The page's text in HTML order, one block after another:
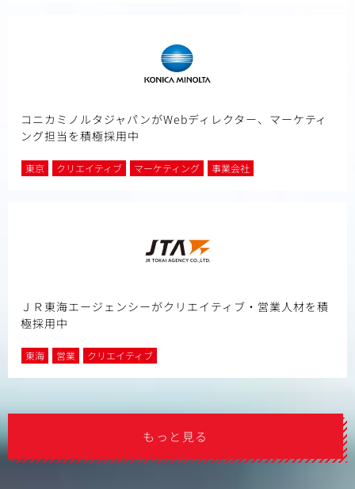
コニカミノルタジャパンがWebディレクター、マーケティ
ング担当を積極採用中
東京 クリエイティブ マーケティング 事業会社
ＪＲ東海エージェンシーがクリエイティブ・営業人材を積
極採用中
東海 営業 クリエイティブ
もっと見る